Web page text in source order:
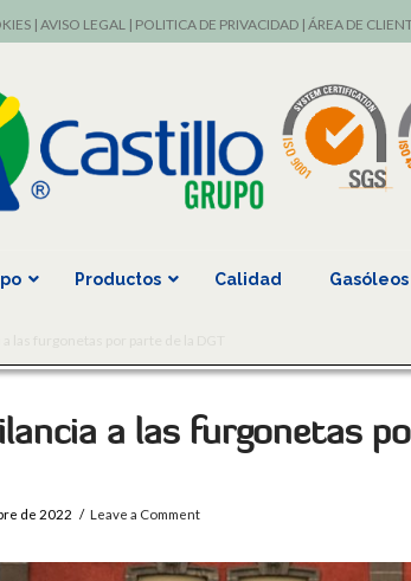
| AVISO LEGAL| POLITICA DE PRIVACIDAD| ÁREA DE
Productos Calidad
a las furgonetas
de 2022 Leave a Comment